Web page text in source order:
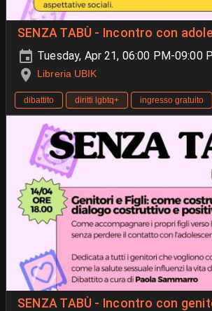
SENZA TABÙ - Incontro con
Tuesday, Apr 21, 06:00 PM-09:00
Libreria UBIK
dibattito diritti lgbtq+ ingresso gratuito
SENZA TABÙ - Incontro con